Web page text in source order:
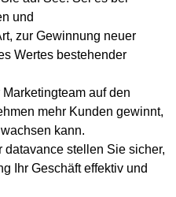
und
zur Gewinnung neuer
Wertes bestehender
auf den
mehr Kunden gewinnt,
kann.
datavance stellen Sie sicher,
Ihr Geschäft effektiv und